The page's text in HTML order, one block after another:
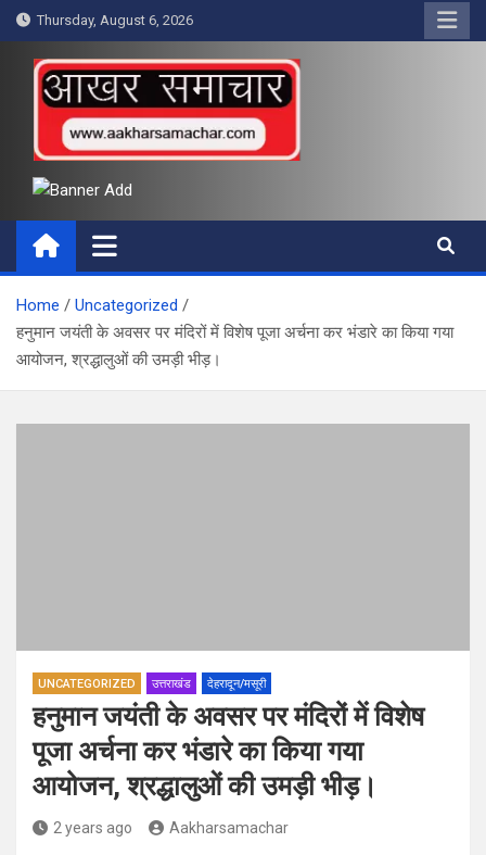
Skip
to
content
Thursday, August 6, 2026
आखर समाचार
Home
Uncategorized
हनुमान जयंती के अवसर पर मंदिरों में विशेष पूजा अर्चना कर भंडारे का किया गया
आयोजन, श्रद्धालुओं की उमड़ी भीड़।
UNCATEGORIZED उत्तराखंड देहरादून/मसूरी
हनुमान जयंती के अवसर पर मंदिरों में विशेष
पूजा अर्चना कर भंडारे का किया गया
आयोजन, श्रद्धालुओं की उमड़ी भीड़।
2 years ago Aakharsamachar